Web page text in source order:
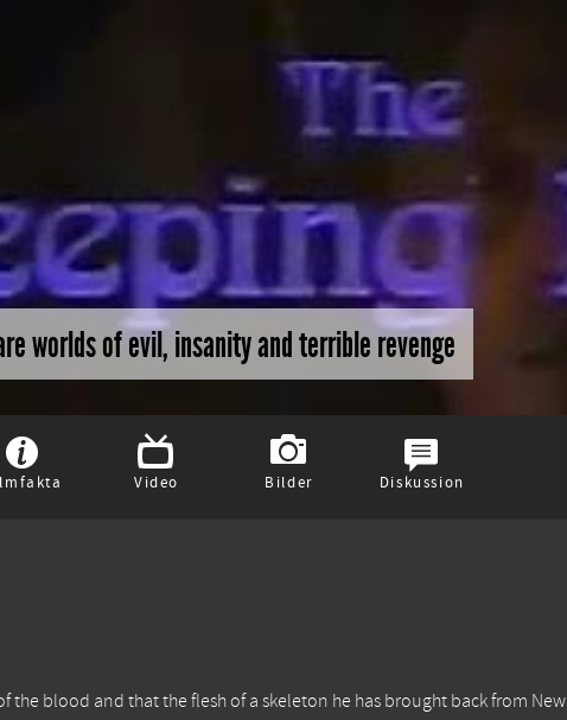
worlds of evil, insanity and terrible revenge
Video Bilder Diskussion
the blood and that the flesh of a skeleton he has brought back from New